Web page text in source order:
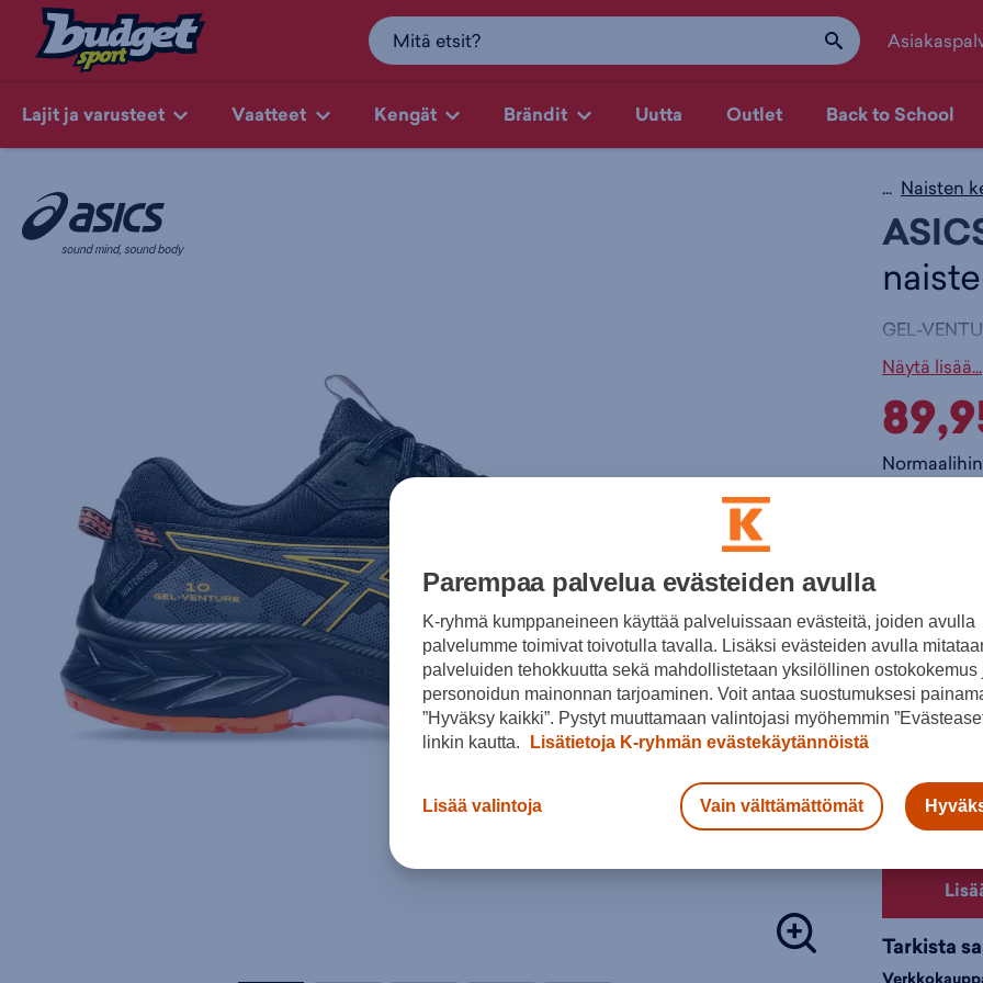
Lajit ja varusteet Vaatteet Kengät Brändit Uutta Outlet Back to School
... Naisten
GEL-
mukavuutta
päällinen,
Droppi
Tuki:
Lesti:
lenkkarit,
Lenkkarit,
Näytä lisää...
Musta
Valitse
Tarkista
Parempaa palvelua evästeiden avulla
K-ryhmä kumppaneineen käyttää palveluissaan evästeitä, joiden avulla
palvelumme toimivat toivotulla tavalla. Lisäksi evästeiden avulla
palveluiden tehokkuutta sekä mahdollistetaan yksilöllinen ostokokemus
personoidun mainonnan tarjoaminen. Voit antaa suostumuksesi
”Hyväksy kaikki”. Pystyt muuttamaan valintojasi myöhemmin
linkin kautta.
Lisätietoja K-ryhmän evästekäytännöistä
Lisää valintoja Vain välttämättömät